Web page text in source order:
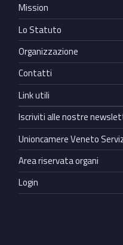
Mission
Lo Statuto
Organizzazione
Contatti
Link utili
Iscriviti alle nostre
Unioncamere Veneto
Area riservata organi
Login